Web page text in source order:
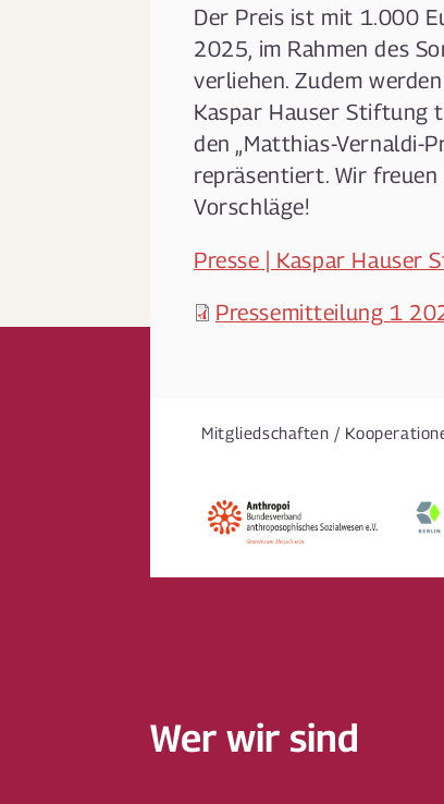
Der Preis ist mit 1.000
2025, im Rahmen des
verliehen. Zudem
Kaspar Hauser Stiftung
den „Matthias-Vernaldi-
repräsentiert. Wir
Vorschläge!
Presse | Kaspar Hauser
Pressemitteilung 1
Mitgliedschaften /
Wer wir sind